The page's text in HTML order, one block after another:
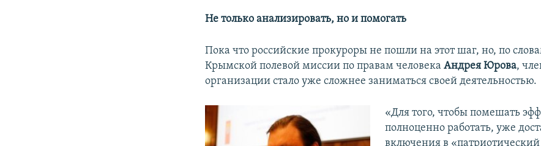
Не только анализировать, но и помогать
Пока что российские прокуроры не пошли на этот шаг, но, по
Крымской полевой миссии по правам человекаАндрея Юрова,
организации стало уже сложнее заниматься своей деятельностью.
«Для того, чтобы помешать
полноценно работать, уже
включения в «патриотический